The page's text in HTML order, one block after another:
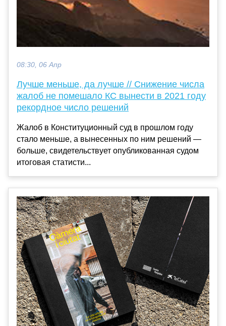
08:30, 06 Апр
Лучше меньше, да лучше // Снижение числа
жалоб не помешало КС вынести в 2021 году
рекордное число решений
Жалоб в Конституционный суд в прошлом году
стало меньше, а вынесенных по ним решений —
больше, свидетельствует опубликованная судом
итоговая статисти...